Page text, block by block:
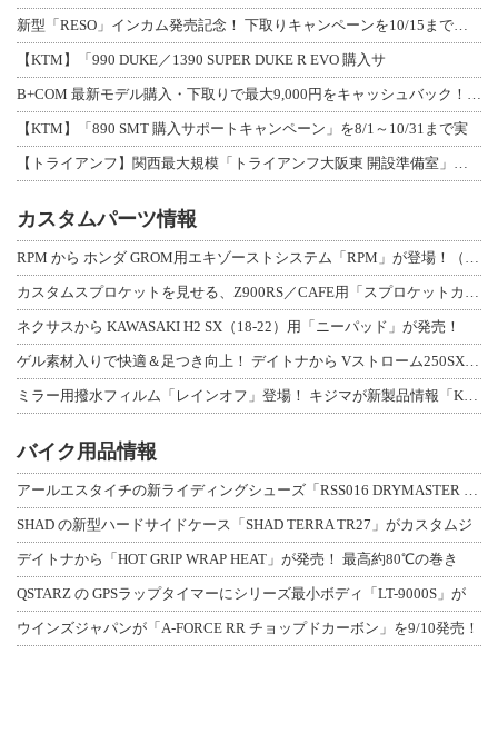
新型「RESO」インカム発売記念！ 下取りキャンペーンを10/15まで延長して開
【KTM】「990 DUKE／1390 SUPER DUKE R EVO 購入サ
B+COM 最新モデル購入・下取りで最大9,000円をキャッシュバック！「B+F
【KTM】「890 SMT 購入サポートキャンペーン」を8/1～10/31まで実
【トライアンフ】関西最大規模「トライアンフ大阪東 開設準備室」がオープン！ 限定
カスタムパーツ情報
RPM から ホンダ GROM用エキゾーストシステム「RPM」が登場！（動画あり
カスタムスプロケットを見せる、Z900RS／CAFE用「スプロケットカバーフルキ
ネクサスから KAWASAKI H2 SX（18-22）用「ニーパッド」が発売！
ゲル素材入りで快適＆足つき向上！ デイトナから Vストローム250SX用「快適ロ
ミラー用撥水フィルム「レインオフ」登場！ キジマが新製品情報「KIJIMA NE
バイク用品情報
アールエスタイチの新ライディングシューズ「RSS016 DRYMASTER スト
SHAD の新型ハードサイドケース「SHAD TERRA TR27」がカスタムジ
デイトナから「HOT GRIP WRAP HEAT」が発売！ 最高約80℃の巻き
QSTARZ の GPSラップタイマーにシリーズ最小ボディ「LT-9000S」が
ウインズジャパンが「A-FORCE RR チョップドカーボン」を9/10発売！